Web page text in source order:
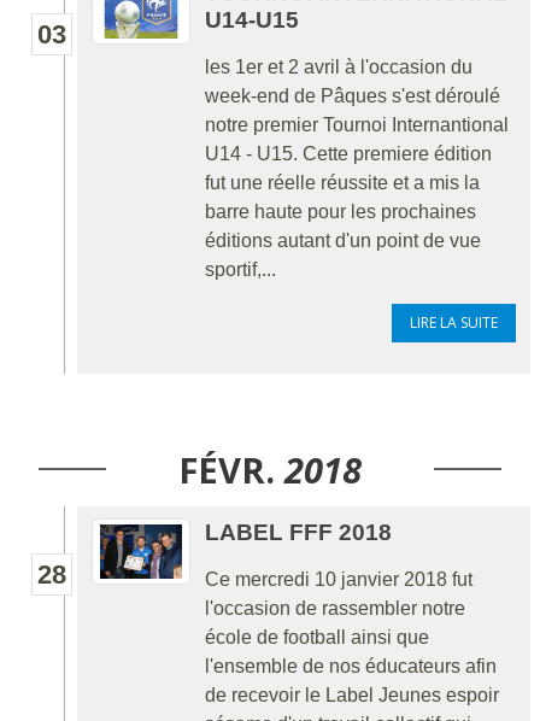
03
U14-U15
les 1er et 2 avril à l'occasion du
week-end de Pâques s'est déroulé
notre premier Tournoi Internantional
U14 - U15. Cette premiere édition
fut une réelle réussite et a mis la
barre haute pour les prochaines
éditions autant d'un point de vue
sportif,...
LIRE LA SUITE
FÉVR. 2018
28
LABEL FFF 2018
Ce mercredi 10 janvier 2018 fut
l'occasion de rassembler notre
école de football ainsi que
l'ensemble de nos éducateurs afin
de recevoir le Label Jeunes espoir